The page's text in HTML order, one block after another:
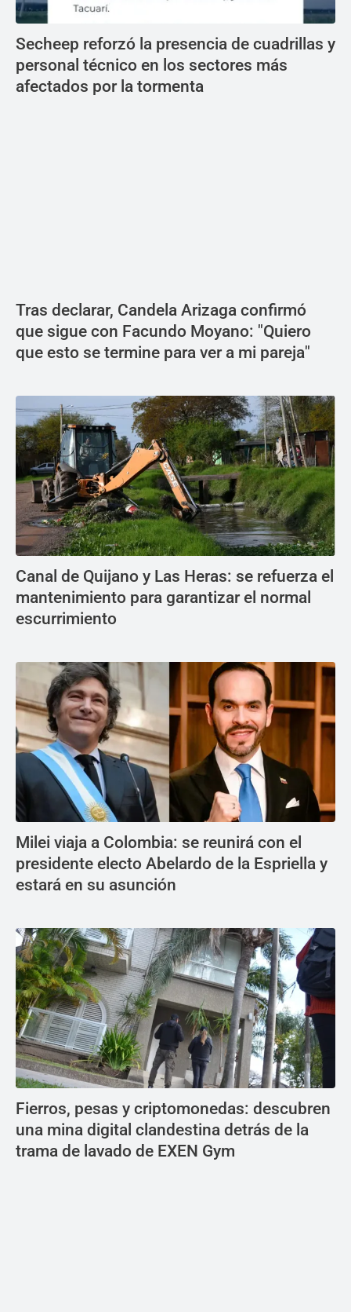
Secheep reforzó la presencia de cuadrillas y
personal técnico en los sectores más
afectados por la tormenta
Tras declarar, Candela Arizaga confirmó
que sigue con Facundo Moyano: "Quiero
que esto se termine para ver a mi pareja"
Canal de Quijano y Las Heras: se refuerza el
mantenimiento para garantizar el normal
escurrimiento
Milei viaja a Colombia: se reunirá con el
presidente electo Abelardo de la Espriella y
estará en su asunción
Fierros, pesas y criptomonedas: descubren
una mina digital clandestina detrás de la
trama de lavado de EXEN Gym